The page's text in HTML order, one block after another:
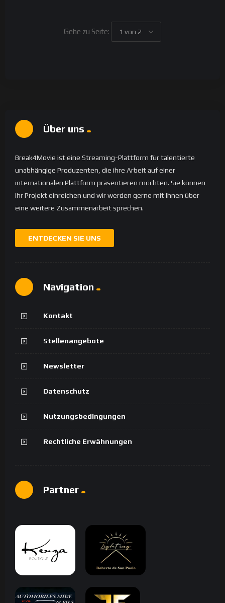
Gehe zu Seite:
Über uns
Break4Movie ist eine Streaming-Plattform für talentierte
unabhängige Produzenten, die ihre Arbeit auf einer
internationalen Plattform präsentieren möchten. Sie können
Ihr Projekt einreichen und wir werden gerne mit Ihnen über
eine weitere Zusammenarbeit sprechen.
ENTDECKEN SIE UNS
Navigation
Kontakt
Stellenangebote
Newsletter
Datenschutz
Nutzungsbedingungen
Rechtliche Erwähnungen
Partner